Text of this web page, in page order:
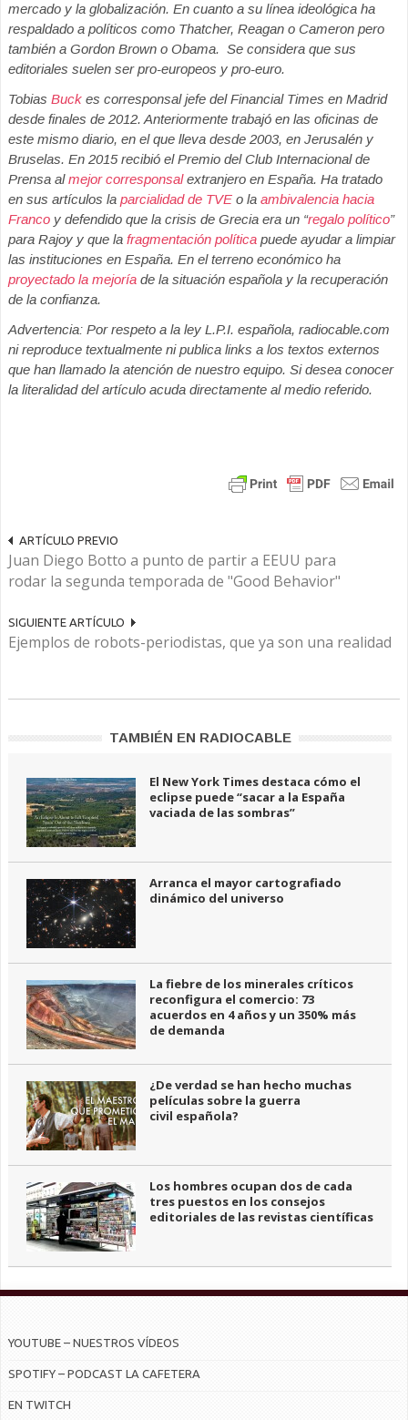
mercado y la globalización. En cuanto a su línea ideológica ha
respaldado a políticos como Thatcher, Reagan o Cameron pero
también a Gordon Brown o Obama. Se considera que sus
editoriales suelen ser pro-europeos y pro-euro.
Tobias Buck es corresponsal jefe del Financial Times en Madrid
desde finales de 2012. Anteriormente trabajó en las oficinas de
este mismo diario, en el que lleva desde 2003, en Jerusalén y
Bruselas. En 2015 recibió el Premio del Club Internacional de
Prensa almejor corresponsalextranjero en España. Ha tratado
en sus artículos la parcialidad de TVE o la ambivalencia hacia
Franco y defendido que la crisis de Grecia era un “regalo político”
para Rajoy y que la fragmentación política puede ayudar a limpiar
las instituciones en España. En el terreno económico ha
proyectado la mejoría de la situación española y la recuperación
de la confianza.
Advertencia: Por respeto a la ley L.P.I. española, radiocable.com
ni reproduce textualmente ni publica links a los textos externos
que han llamado la atención de nuestro equipo. Si desea conocer
la literalidad del artículo acuda directamente al medio referido.
ARTÍCULO PREVIO
Juan Diego Botto a punto de partir a EEUU para
rodar la segunda temporada de "Good Behavior"
SIGUIENTE ARTÍCULO
Ejemplos de robots-periodistas, que ya son una realidad
TAMBIÉN EN RADIOCABLE
El New York Times destaca cómo el
eclipse puede “sacar a la España
vaciada de las sombras”
Arranca el mayor cartografiado
dinámico del universo
La fiebre de los minerales críticos
reconfigura el comercio: 73
acuerdos en 4 años y un 350% más
de demanda
¿De verdad se han hecho muchas
películas sobre la guerra
civil española?
Los hombres ocupan dos de cada
tres puestos en los consejos
editoriales de las revistas científicas
YOUTUBE – NUESTROS VÍDEOS
SPOTIFY – PODCAST LA CAFETERA
EN TWITCH